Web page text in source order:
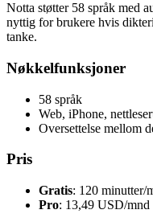
Notta støtter 58 språk med
nyttig for brukere hvis
tanke.
Nøkkelfunksjoner
58 språk
Web, iPhone,
Oversettelse mellom
Pris
Gratis: 120 minutter/
Pro: 13,49 USD/mnd